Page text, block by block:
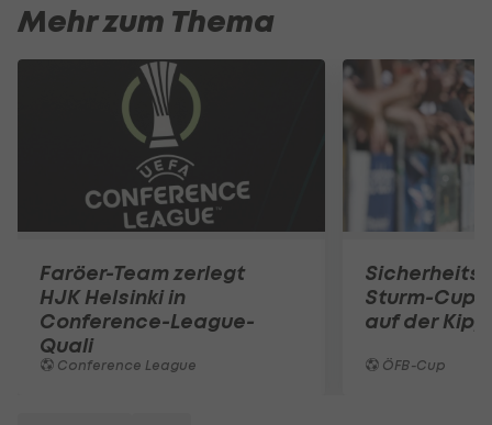
Mehr zum Thema
Faröer-Team zerlegt
HJK Helsinki in
Conference-League-
Quali
Conference League
Sturm-
auf der
ÖFB-Cup